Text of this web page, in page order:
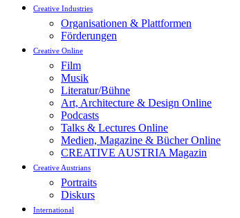
Creative Industries
Organisationen & Plattformen
Förderungen
Creative Online
Film
Musik
Literatur/Bühne
Art, Architecture & Design Online
Podcasts
Talks & Lectures Online
Medien, Magazine & Bücher Online
CREATIVE AUSTRIA Magazin
Creative Austrians
Portraits
Diskurs
International